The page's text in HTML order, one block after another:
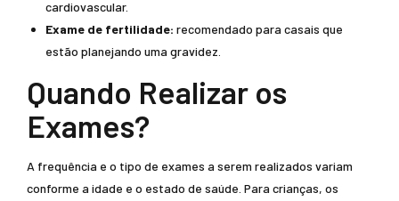
cardiovascular.
Exame de fertilidade: recomendado para casais que
estão planejando uma gravidez.
Quando Realizar os
Exames?
A frequência e o tipo de exames a serem realizados variam
conforme a idade e o estado de saúde. Para crianças, os